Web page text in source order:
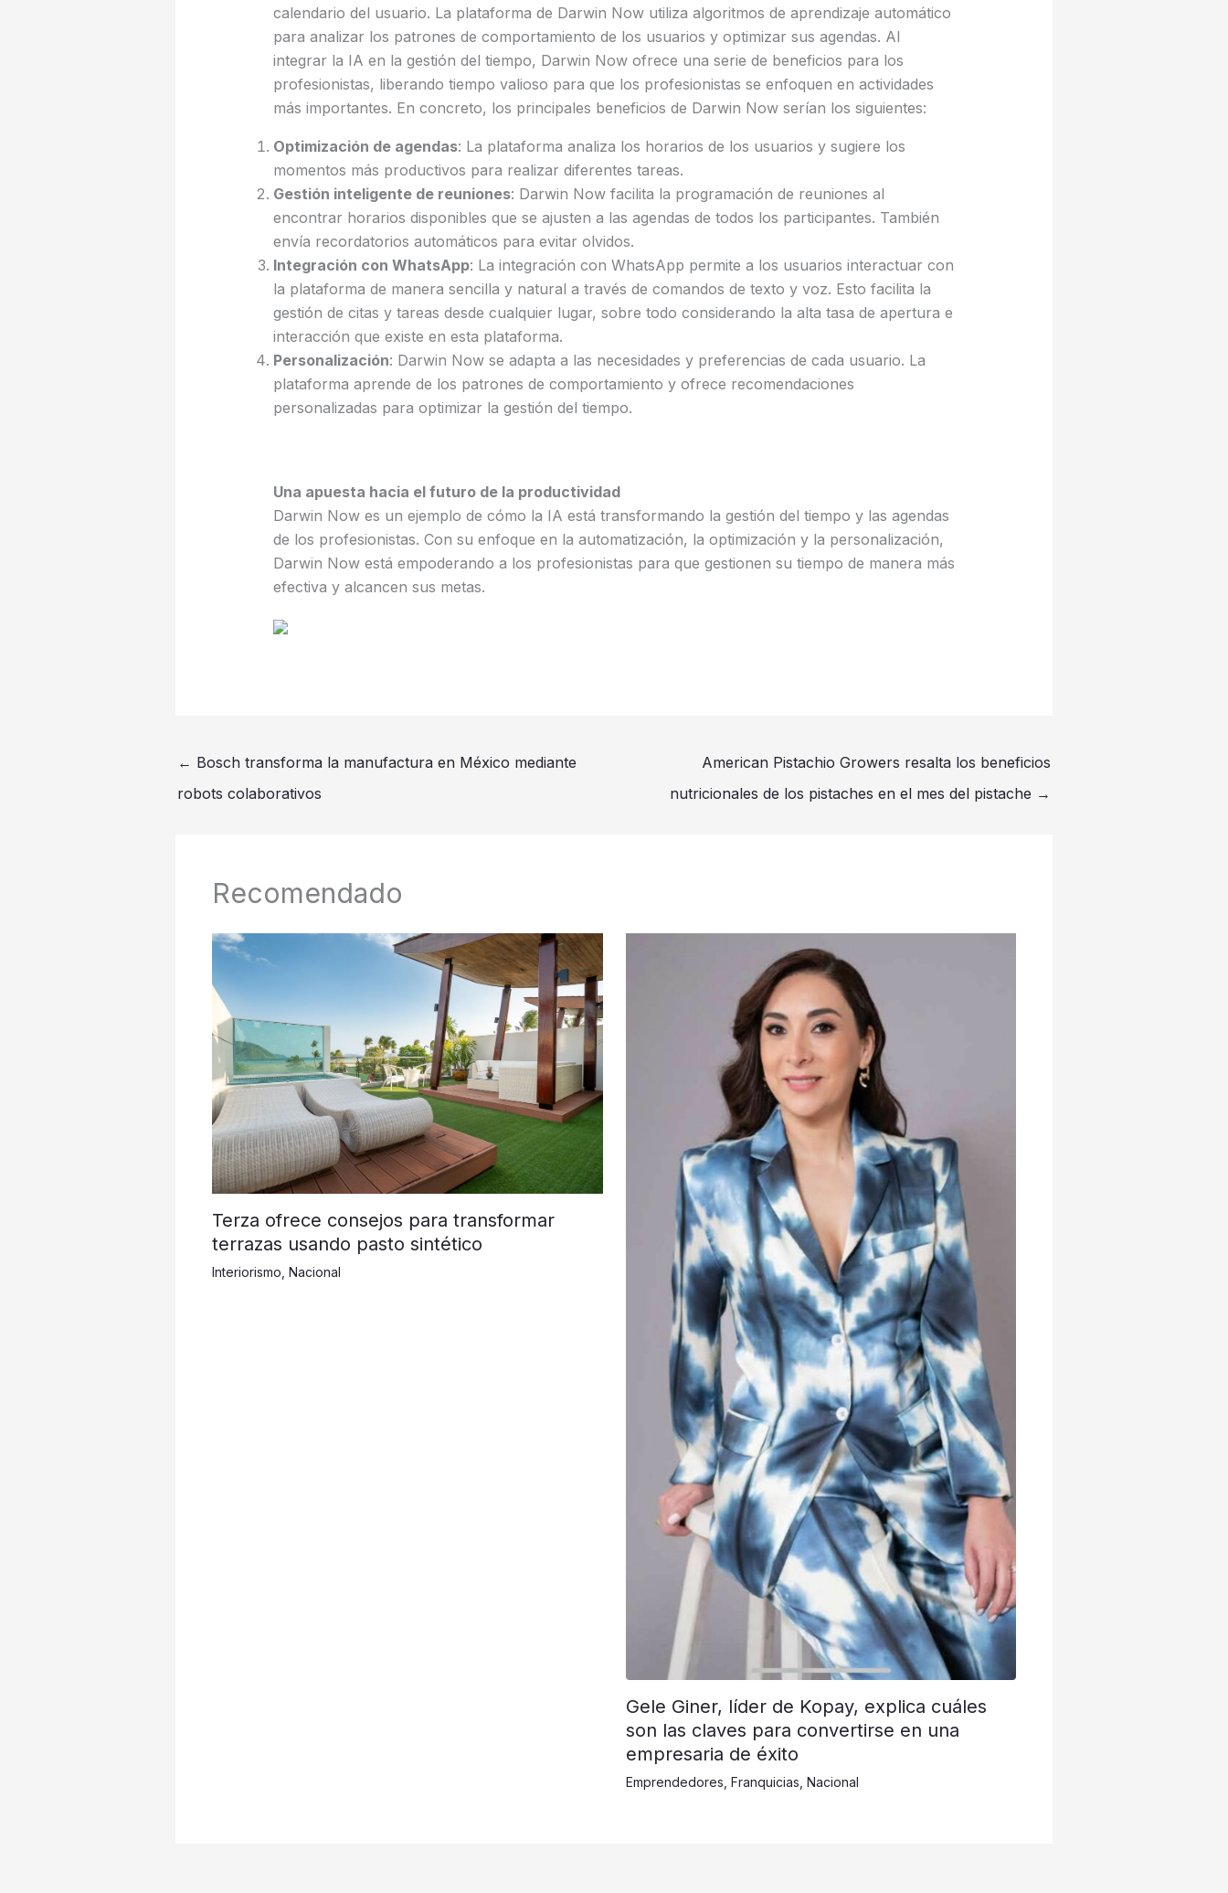
calendario del usuario. La plataforma de Darwin Now utiliza algoritmos de aprendizaje automático
para analizar los patrones de comportamiento de los usuarios y optimizar sus agendas. Al
integrar la IA en la gestión del tiempo, Darwin Now ofrece una serie de beneficios para los
profesionistas, liberando tiempo valioso para que los profesionistas se enfoquen en actividades
más importantes. En concreto, los principales beneficios de Darwin Now serían los siguientes:
Optimización de agendas: La plataforma analiza los horarios de los usuarios y sugiere los
momentos más productivos para realizar diferentes tareas.
Gestión inteligente de reuniones: Darwin Now facilita la programación de reuniones al
encontrar horarios disponibles que se ajusten a las agendas de todos los participantes. También
envía recordatorios automáticos para evitar olvidos.
Integración con WhatsApp: La integración con WhatsApp permite a los usuarios interactuar con
la plataforma de manera sencilla y natural a través de comandos de texto y voz. Esto facilita la
gestión de citas y tareas desde cualquier lugar, sobre todo considerando la alta tasa de apertura e
interacción que existe en esta plataforma.
Personalización: Darwin Now se adapta a las necesidades y preferencias de cada usuario. La
plataforma aprende de los patrones de comportamiento y ofrece recomendaciones
personalizadas para optimizar la gestión del tiempo.
Una apuesta hacia el futuro de la productividad
Darwin Now es un ejemplo de cómo la IA está transformando la gestión del tiempo y las agendas
de los profesionistas. Con su enfoque en la automatización, la optimización y la personalización,
Darwin Now está empoderando a los profesionistas para que gestionen su tiempo de manera más
efectiva y alcancen sus metas.
← Bosch transforma la manufactura en México mediante
robots colaborativos
American Pistachio Growers resalta los beneficios
nutricionales de los pistaches en el mes del pistache →
Recomendado
Terza ofrece consejos para transformar
terrazas usando pasto sintético
Interiorismo Nacional
Gele Giner, líder de Kopay, explica cuáles
son las claves para convertirse en una
empresaria de éxito
Emprendedores Franquicias Nacional